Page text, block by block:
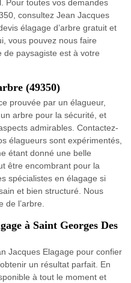
Pour toutes vos demandes
consultez Jean Jacques
élagage d’arbre gratuit et
vous pouvez nous faire
de paysagiste est à votre
(49350)
prouvée par un élagueur,
arbre pour la sécurité, et
admirables. Contactez-
élagueurs sont expérimentés,
étant donné une belle
être encombrant pour la
spécialistes en élagage si
et bien structuré. Nous
de l’arbre.
à Saint Georges Des
Jacques Elagage pour confier
un résultat parfait. En
à tout le moment et